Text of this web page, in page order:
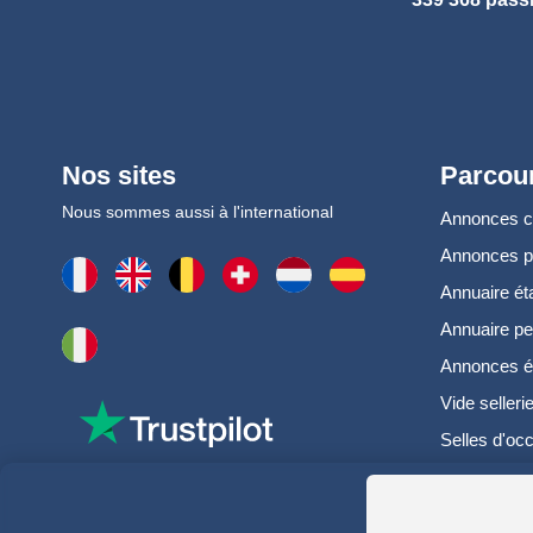
Nos sites
Nous sommes aussi à l'international
Annonces
Annonces
Annuaire
Annuaire
Annonces
Vide sellerie
Selles